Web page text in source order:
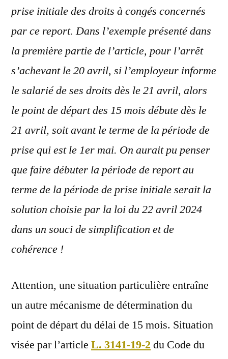
prise initiale des droits à congés concernés
par ce report. Dans l’exemple présenté dans
la première partie de l’article, pour l’arrêt
s’achevant le 20 avril, si l’employeur informe
le salarié de ses droits dès le 21 avril, alors
le point de départ des 15 mois débute dès le
21 avril, soit avant le terme de la période de
prise qui est le 1ermai. On aurait pu penser
que faire débuter la période de report au
terme de la période de prise initiale serait la
solution choisie par la loi du 22 avril 2024
dans un souci de simplification et de
cohérence !
Attention, une situation particulière entraîne
un autre mécanisme de détermination du
point de départ du délai de 15 mois. Situation
visée par l’article L. 3141-19-2 du Code du